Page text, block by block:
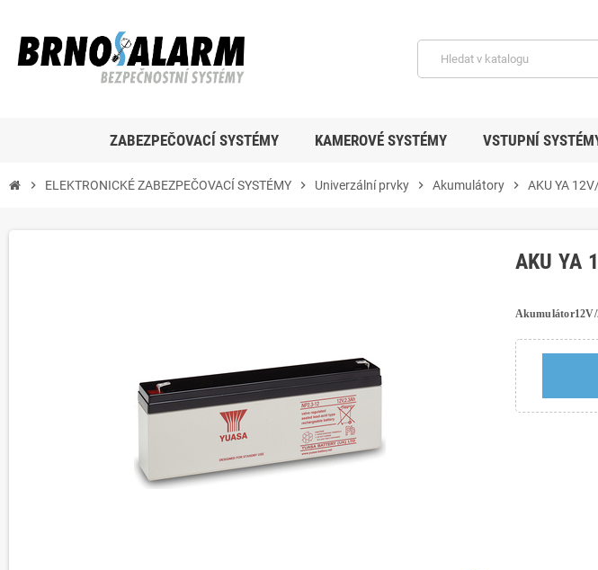
ZABEZPEČOVACÍ SYSTÉMY KAMEROVÉ SYSTÉMY VSTUPNÍ
chevron_right ELEKTRONICKÉ ZABEZPEČOVACÍ SYSTÉMY chevron_right Univerzální prvky chevron_right Akumulátory chevron_right AKU YA
AKU YA
Akumulátor12V/